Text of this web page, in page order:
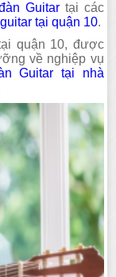
Guitartại các
tại quận 10.
quận 10, được
về nghiệp vụ
Guitar tại nhà